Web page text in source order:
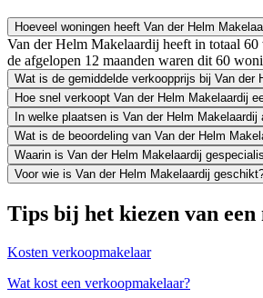
Hoeveel woningen heeft Van der Helm
Van der Helm Makelaardij heeft in totaal
de afgelopen 12 maanden waren dit 60
Wat is de gemiddelde verkoopprijs bij Van der
Hoe snel verkoopt Van der Helm Makelaardij
In welke plaatsen is Van der Helm Makelaardij
Wat is de beoordeling van Van der Helm
Waarin is Van der Helm Makelaardij
Voor wie is Van der Helm Makelaardij
Tips bij het kiezen van
Kosten verkoopmakelaar
Wat kost een verkoopmakelaar?